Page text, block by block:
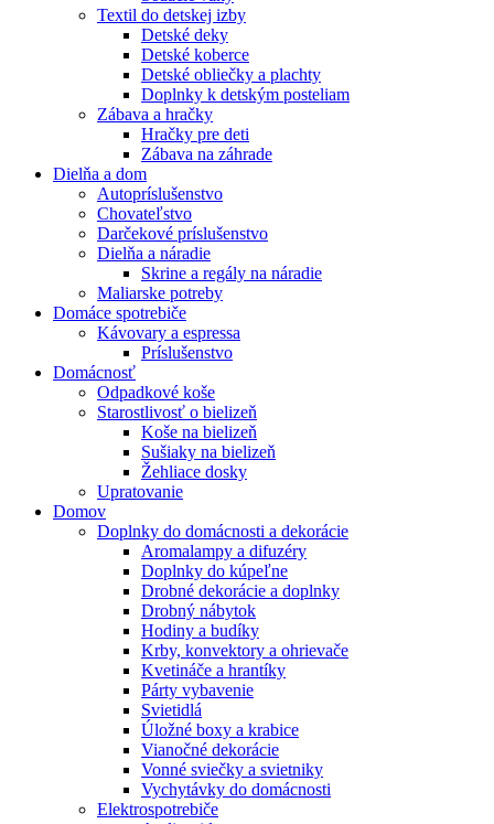
Textil do detskej izby
Detské deky
Detské koberce
Detské obliečky a plachty
Doplnky k detským posteliam
Zábava a hračky
Hračky pre deti
Zábava na záhrade
Dielňa a dom
Autopríslušenstvo
Chovateľstvo
Darčekové príslušenstvo
Dielňa a náradie
Skrine a regály na náradie
Maliarske potreby
Domáce spotrebiče
Kávovary a espressa
Príslušenstvo
Domácnosť
Odpadkové koše
Starostlivosť o bielizeň
Koše na bielizeň
Sušiaky na bielizeň
Žehliace dosky
Upratovanie
Domov
Doplnky do domácnosti a dekorácie
Aromalampy a difuzéry
Doplnky do kúpeľne
Drobné dekorácie a doplnky
Drobný nábytok
Hodiny a budíky
Krby, konvektory a ohrievače
Kvetináče a hrantíky
Párty vybavenie
Svietidlá
Úložné boxy a krabice
Vianočné dekorácie
Vonné sviečky a svietniky
Vychytávky do domácnosti
Elektrospotrebiče